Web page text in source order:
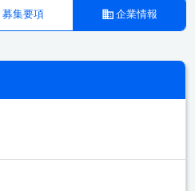
募集要項 企業情報